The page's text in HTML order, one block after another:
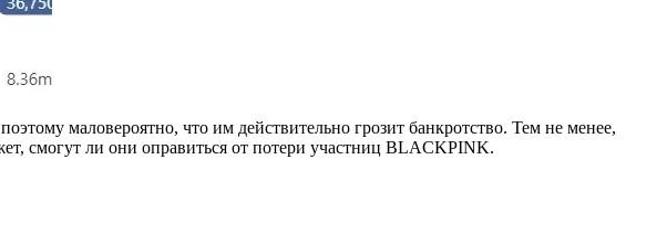
маловероятно, что им действительно грозит банкротство. Тем не менее,
смогут ли они оправиться от потери участниц BLACKPINK.